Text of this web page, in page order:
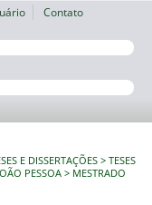
Contato
E DISSERTAÇÕES
TESES
PESSOA
MESTRADO